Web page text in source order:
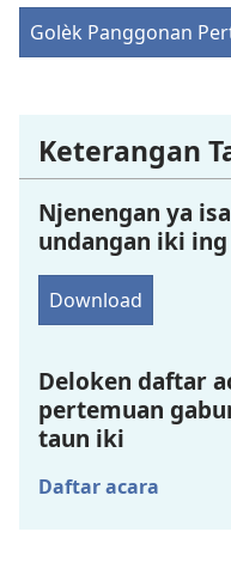
Golèk Panggonan
Keterangan
Njenengan ya isa
undangan iki
Download
Deloken daftar
pertemuan
taun iki
Daftar acara